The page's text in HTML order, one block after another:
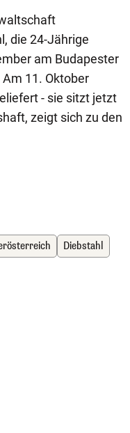
die 24-Jährige
am Budapester
11. Oktober
- sie sitzt jetzt
zeigt sich zu den
Diebstahl